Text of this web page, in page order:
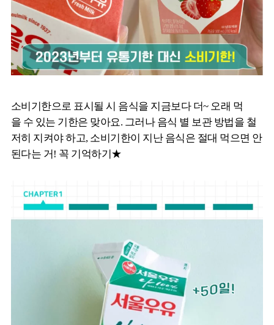
소비기한으로 표시될 시 음식을 지금보다 더~ 오래 먹
을 수 있는 기한은 맞아요. 그러나 음식 별 보관 방법을 철
저히 지켜야 하고, 소비기한이 지난 음식은 절대 먹으면 안
된다는 거! 꼭 기억하기★